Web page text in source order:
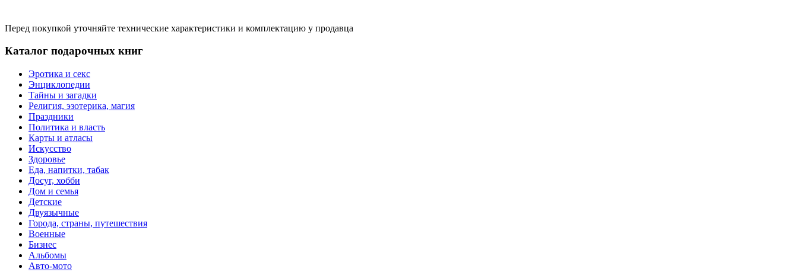
Перед покупкой уточняйте технические характеристики и комплектацию у продавца
Каталог подарочных книг
Эротика и секс
Энциклопедии
Тайны и загадки
Религия, эзотерика, магия
Праздники
Политика и власть
Карты и атласы
Искусство
Здоровье
Еда, напитки, табак
Досуг, хобби
Дом и семья
Детские
Двуязычные
Города, страны, путешествия
Военные
Бизнес
Альбомы
Авто-мото